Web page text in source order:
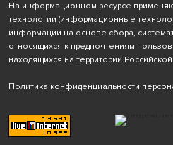
На информационном ресурсе
технологии (информационные
информации на основе сбора,
относящихся к предпочтениям
находящихся на территории
Политика конфиденциальности